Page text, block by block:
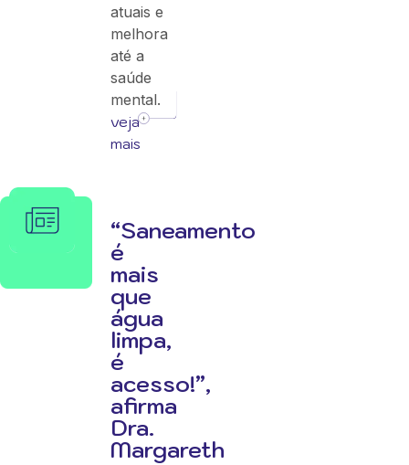
atuais e
melhora
até a
saúde
mental.
veja
mais
“Saneamento
é
mais
que
água
limpa,
é
acesso!”,
afirma
Dra.
Margareth